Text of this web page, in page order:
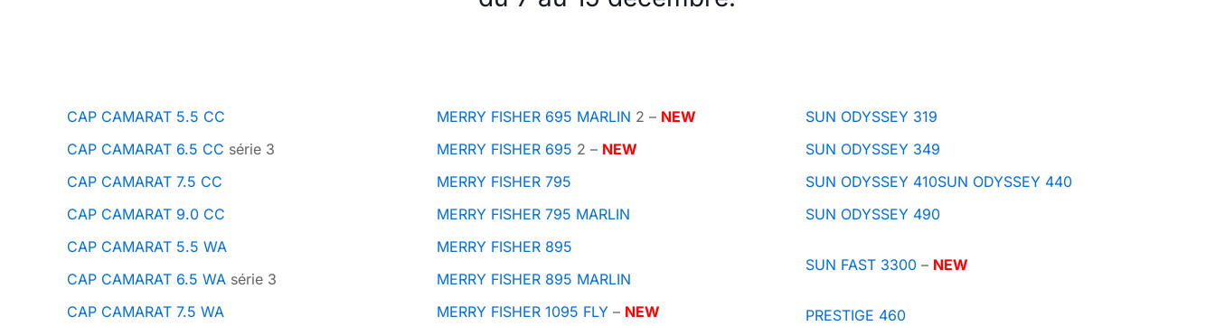
CAP CAMARAT 5.5 CC
CAP CAMARAT 6.5 CC série 3
CAP CAMARAT 7.5 CC
CAP CAMARAT 9.0 CC
CAP CAMARAT 5.5 WA
CAP CAMARAT 6.5 WA série 3
CAP CAMARAT 7.5 WA
MERRY FISHER 695 MARLIN 2 – NEW
MERRY FISHER 695 2 – NEW
MERRY FISHER 795
MERRY FISHER 795 MARLIN
MERRY FISHER 895
MERRY FISHER 895 MARLIN
MERRY FISHER 1095 FLY– NEW
SUN ODYSSEY 319
SUN ODYSSEY 349
SUN ODYSSEY 410SUN ODYSSEY 440
SUN ODYSSEY 490
SUN FAST 3300 – NEW
PRESTIGE 460